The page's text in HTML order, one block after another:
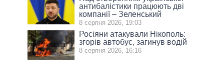
антибалістики працюють дві
компанії – Зеленський
8 серпня 2026, 19:03
Росіяни атакували Нікополь:
згорів автобус, загинув водій
8 серпня 2026, 16:16